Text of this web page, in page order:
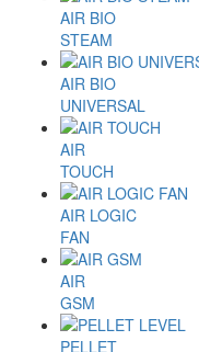
AIR BIO
STEAM
AIR BIO
UNIVERSAL
AIR
TOUCH
AIR LOGIC
FAN
AIR
GSM
PELLET